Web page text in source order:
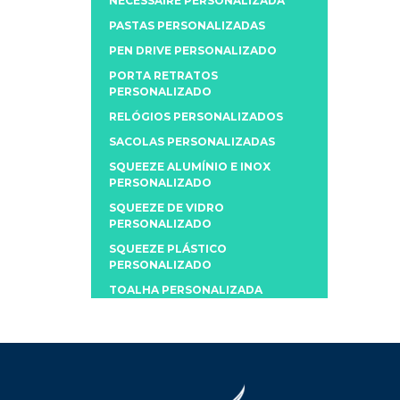
PASTAS PERSONALIZADAS
PEN DRIVE PERSONALIZADO
PORTA RETRATOS
PERSONALIZADO
RELÓGIOS PERSONALIZADOS
SACOLAS PERSONALIZADAS
SQUEEZE ALUMÍNIO E INOX
PERSONALIZADO
SQUEEZE DE VIDRO
PERSONALIZADO
SQUEEZE PLÁSTICO
PERSONALIZADO
TOALHA PERSONALIZADA